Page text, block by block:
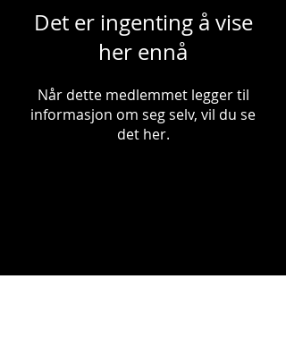
Det er ingenting å vise
her ennå
Når dette medlemmet legger til
informasjon om seg selv, vil du se
det her.